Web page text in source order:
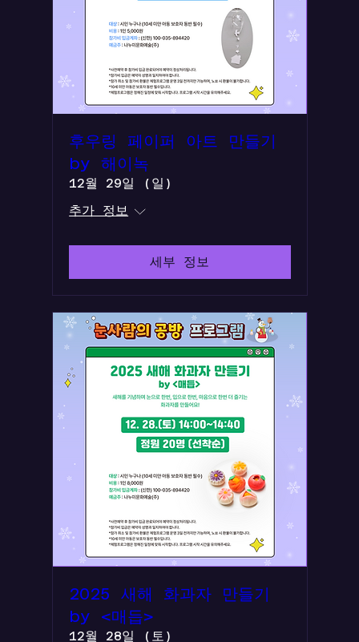
후우링 페이퍼 아트 만들기
by 해이녹
12월 29일 (일)
추가 정보
세부 정보
2025 새해 화과자 만들기
by <매듭>
12월 28일 (토)